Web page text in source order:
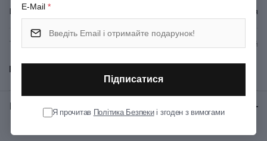
Країна походження Швейцарія
Тип випуску товару Серійний
Показати всі
Відгуки: ★ 0 (0)
E-Mail *
Підписатися
Я прочитав Політика Безпекиі згоден з вимогами